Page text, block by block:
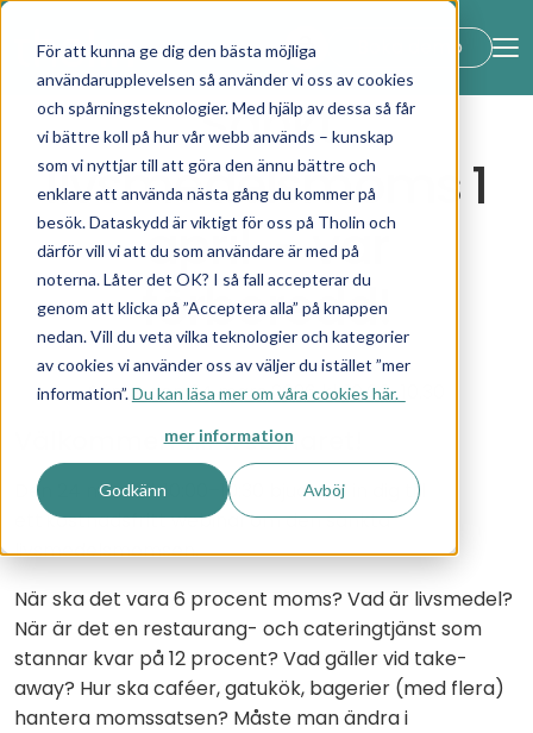
För att kunna ge dig den bästa möjliga
användarupplevelsen så använder vi oss av cookies
och spårningsteknologier. Med hjälp av dessa så får
vi bättre koll på hur vår webb används – kunskap
som vi nyttjar till att göra den ännu bättre och
enklare att använda nästa gång du kommer på
besök. Dataskydd är viktigt för oss på Tholin och
därför vill vi att du som användare är med på
noterna. Låter det OK? I så fall accepterar du
genom att klicka på ”Acceptera alla” på knappen
nedan. Vill du veta vilka teknologier och kategorier
av cookies vi använder oss av väljer du istället ”mer
information”.Du kan läsa mer om våra cookies här.
mer information
Godkänn Avböj
lock_open Boka demo
Sänkt
livsmedelsmoms 1
april - var
förberedd!
Sänds den 24 mars 2026 kl. 10.00-10.30
Välkommen till webinaret!
Den 24 mars kl. 10:00–10:30 bjuder vi in dig till
ett kostnadsfritt webinar om den sänkta
livsmedelsmomsen.
När ska det vara 6 procent moms? Vad är livsmedel?
När är det en restaurang- och cateringtjänst som
stannar kvar på 12 procent? Vad gäller vid take-
away? Hur ska caféer, gatukök, bagerier (med flera)
hantera momssatsen? Måste man ändra i